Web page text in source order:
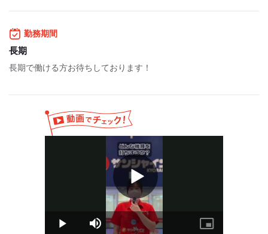
◆22時以降は
時給25%アップ!!
※時給1,300円のスタッフの場合
…2,125円？！
ガッツリ稼げる嬉しい高時給！！
勤務期間
長期
長期で働ける方お待ちしております！
Play
Video
Play Mute
Picture-